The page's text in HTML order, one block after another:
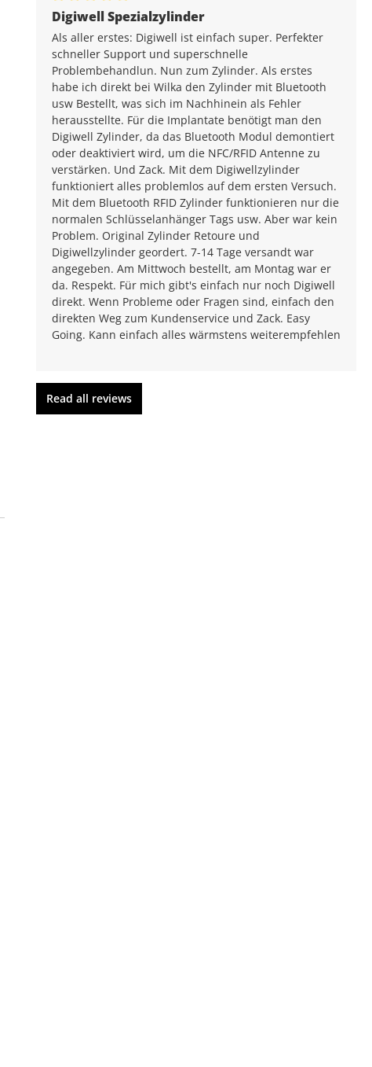
Average rating of 5 out of 5 stars
Digiwell Spezialzylinder
Als aller erstes: Digiwell ist einfach super. Perfekter
schneller Support und superschnelle
Problembehandlun. Nun zum Zylinder. Als erstes
habe ich direkt bei Wilka den Zylinder mit Bluetooth
usw Bestellt, was sich im Nachhinein als Fehler
herausstellte. Für die Implantate benötigt man den
Digiwell Zylinder, da das Bluetooth Modul demontiert
oder deaktiviert wird, um die NFC/RFID Antenne zu
verstärken. Und Zack. Mit dem Digiwellzylinder
funktioniert alles problemlos auf dem ersten Versuch.
Mit dem Bluetooth RFID Zylinder funktionieren nur die
normalen Schlüsselanhänger Tags usw. Aber war kein
Problem. Original Zylinder Retoure und
Digiwellzylinder geordert. 7-14 Tage versandt war
angegeben. Am Mittwoch bestellt, am Montag war er
da. Respekt. Für mich gibt's einfach nur noch Digiwell
direkt. Wenn Probleme oder Fragen sind, einfach den
direkten Weg zum Kundenservice und Zack. Easy
Going. Kann einfach alles wärmstens weiterempfehlen
Read all reviews